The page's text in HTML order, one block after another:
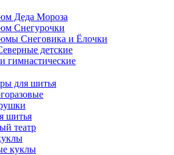
Деда Мороза
Снегурочки
Снеговика и Ёлочки
детские
гимнастические
для шитья
шитья
театр
куклы